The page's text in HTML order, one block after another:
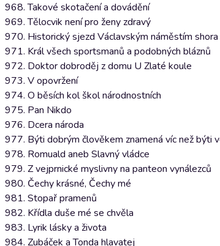
968. Takové skotačení a dovádění
969. Tělocvik není pro ženy zdravý
970. Historický sjezd Václavským náměstím shora
971. Král všech sportsmanů a podobných bláznů
972. Doktor dobroděj z domu U Zlaté koule
973. V opovržení
974. O běsích kol škol národnostních
975. Pan Nikdo
976. Dcera národa
977. Býti dobrým člověkem znamená víc než býti
978. Romuald aneb Slavný vládce
979. Z vejprnické myslivny na panteon vynálezců
980. Čechy krásné, Čechy mé
981. Stopař pramenů
982. Křídla duše mé se chvěla
983. Lyrik lásky a života
984. Zubáček a Tonda hlavatej